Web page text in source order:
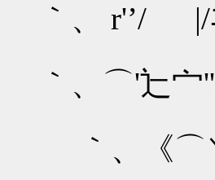
｀、
/
｀、⌒'
/
｀、《⌒